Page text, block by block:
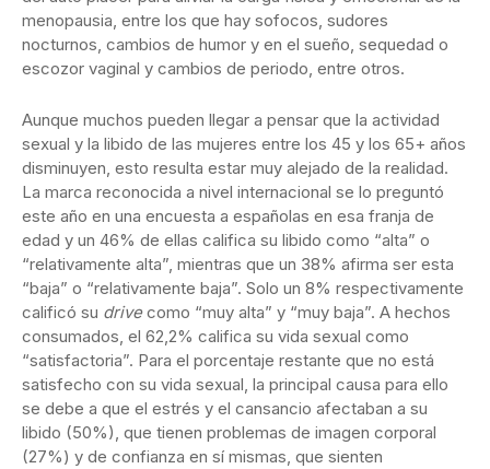
menopausia, entre los que hay sofocos, sudores
nocturnos, cambios de humor y en el sueño, sequedad o
escozor vaginal y cambios de periodo, entre otros.
Aunque muchos pueden llegar a pensar que la actividad
sexual y la libido de las mujeres entre los 45 y los 65+ años
disminuyen, esto resulta estar muy alejado de la realidad.
La marca reconocida a nivel internacional se lo preguntó
este año en una encuesta a españolas en esa franja de
edad y un 46% de ellas califica su libido como “alta” o
“relativamente alta”, mientras que un 38% afirma ser esta
“baja” o “relativamente baja”. Solo un 8% respectivamente
calificó su drivecomo “muy alta” y “muy baja”. A hechos
consumados, el 62,2% califica su vida sexual como
“satisfactoria”. Para el porcentaje restante que no está
satisfecho con su vida sexual, la principal causa para ello
se debe a que el estrés y el cansancio afectaban a su
libido (50%), que tienen problemas de imagen corporal
(27%) y de confianza en sí mismas, que sienten